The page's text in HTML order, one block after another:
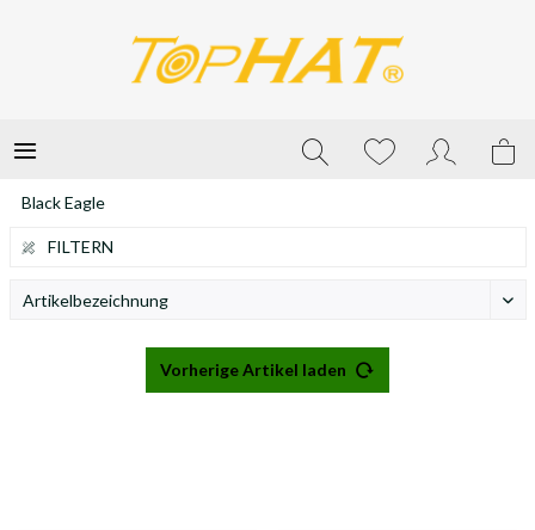
Black Eagle
FILTERN
Vorherige Artikel laden